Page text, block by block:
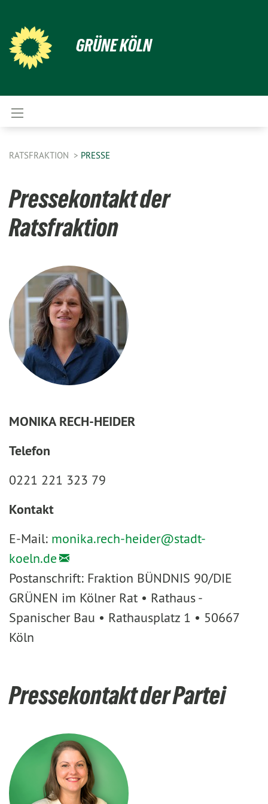
GRÜNE KÖLN
RATSFRAKTION PRESSE
Pressekontakt der
Ratsfraktion
MONIKA RECH-HEIDER
Telefon
0221 221 323 79
Kontakt
E-Mail: monika.rech-heider@stadt-
koeln.de
Postanschrift: Fraktion BÜNDNIS 90/DIE
GRÜNEN im Kölner Rat • Rathaus -
Spanischer Bau • Rathausplatz 1 • 50667
Köln
Pressekontakt der Partei